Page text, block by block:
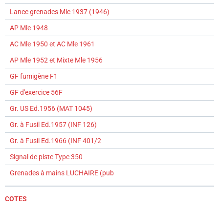
Lance grenades Mle 1937 (1946)
AP Mle 1948
AC Mle 1950 et AC Mle 1961
AP Mle 1952 et Mixte Mle 1956
GF fumigène F1
GF d'exercice 56F
Gr. US Ed.1956 (MAT 1045)
Gr. à Fusil Ed.1957 (INF 126)
Gr. à Fusil Ed.1966 (INF 401/2
Signal de piste Type 350
Grenades à mains LUCHAIRE (pub
COTES